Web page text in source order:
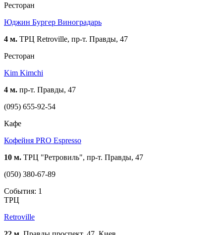
Ресторан
Юджин Бургер Виноградарь
4 м. ТРЦ Retroville, пр-т. Правды, 47
Ресторан
Kim Kimchi
4 м. пр-т. Правды, 47
(095) 655-92-54
Кафе
Кофейня PRO Espresso
10 м. ТРЦ "Ретровиль", пр-т. Правды, 47
(050) 380-67-89
События: 1
ТРЦ
Retroville